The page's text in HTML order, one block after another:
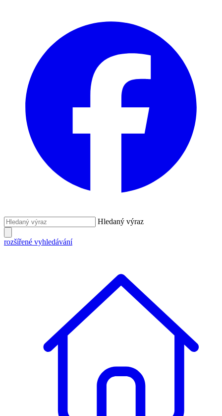
Hledaný výraz
rozšířené vyhledávání